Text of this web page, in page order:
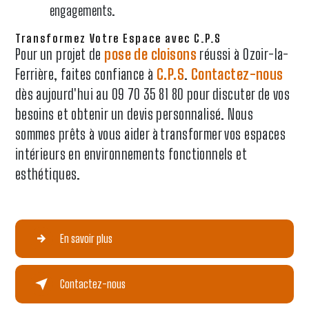
engagements.
Transformez Votre Espace avec C.P.S
Pour un projet de pose de cloisons réussi à Ozoir-la-
Ferrière, faites confiance à C.P.S. Contactez-nous
dès aujourd'hui au 09 70 35 81 80 pour discuter de vos
besoins et obtenir un devis personnalisé. Nous
sommes prêts à vous aider à transformer vos espaces
intérieurs en environnements fonctionnels et
esthétiques.
En savoir plus
Contactez-nous